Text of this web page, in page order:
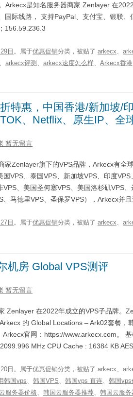
Arkecx是知名服务器商家 Zenlayer 在
国际线路， 支持PayPal、支付宝、银联
156.59.236.3
日 。属于优惠促销分类，被贴了 arkecx
arkecx评测 arkecx速度怎么样 Arkecx香港
特惠，中国香港/新加坡/
、Netflix、原生IP、全
暂无留言
家Zenlayer旗下的VPS品牌，Arkecx有全
国VPS、泰国VPS、新加坡VPS、印度
VPS、美国圣何塞VPS、美国洛杉矶VPS
、马德里VPS、圣保罗VPS），Arkecx并
日 。属于优惠促销分类，被贴了 arkecx
机房 Global VPS测评
暂无留言
Zenlayer 在2022年成立的VPS子品牌。
的 Global Locations – Ark02套餐，
官网：https://www.arkecx.com。
MHz CPU Cache : 16384 KB
日 。属于优惠促销分类，被贴了 arkecx
韩国vps 韩国VPS 韩国vps 直连 韩国vps
服务器价格 韩国云服务器推荐 韩国云服务